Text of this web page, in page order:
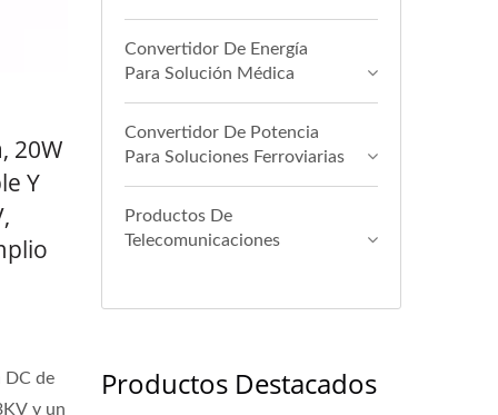
20W
Y
DC de
y un
Convertidor De Energía
Para Solución Médica
Convertidor De Potencia
Para Soluciones Ferroviarias
Productos De
Telecomunicaciones
Productos Destacados